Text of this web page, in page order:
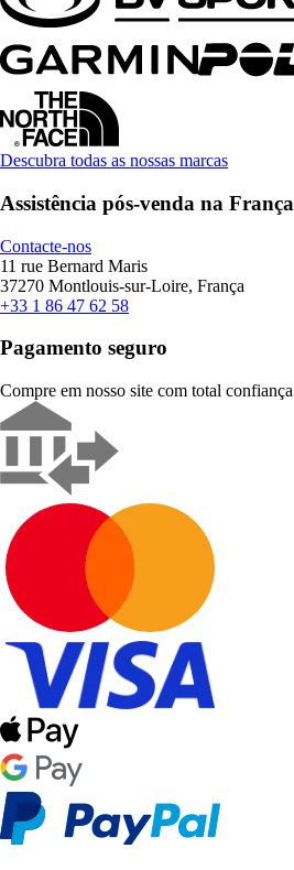
Descubra todas as nossas marcas
Assistência pós-venda na França
Contacte-nos
11 rue Bernard Maris
37270 Montlouis-sur-Loire, França
+33 1 86 47 62 58
Pagamento seguro
Compre em nosso site com total confiança